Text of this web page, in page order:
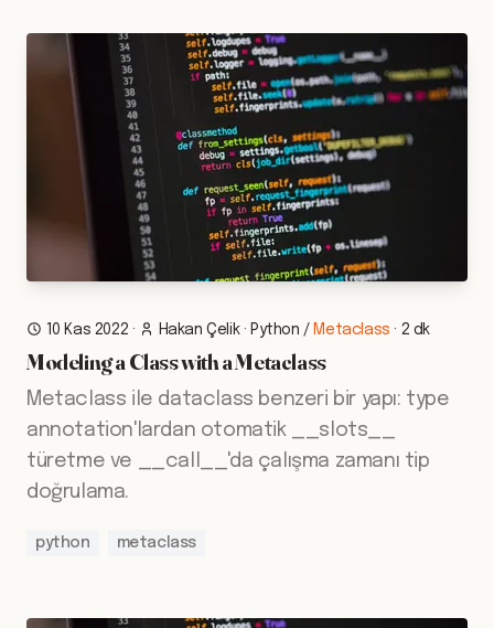
10 Kas 2022 · Hakan Çelik· Python / Metaclass · 2 dk
Modeling a Class with a Metaclass
Metaclass ile dataclass benzeri bir yapı: type
annotation'lardan otomatik __slots__
türetme ve __call__'da çalışma zamanı tip
doğrulama.
python metaclass